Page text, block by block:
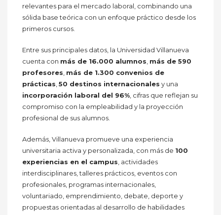
relevantes para el mercado laboral, combinando una
sólida base teórica con un enfoque práctico desde los
primeros cursos.
Entre sus principales datos, la Universidad Villanueva
cuenta con más de 16.000 alumnos más de 590
profesores más de 1.300 convenios de
prácticas 50 destinos internacionales y una
incorporación laboral del 96% , cifras que reflejan su
compromiso con la empleabilidad y la proyección
profesional de sus alumnos.
Además, Villanueva promueve una experiencia
universitaria activa y personalizada, con más de 100
experiencias en el campus , actividades
interdisciplinares, talleres prácticos, eventos con
profesionales, programas internacionales,
voluntariado, emprendimiento, debate, deporte y
propuestas orientadas al desarrollo de habilidades